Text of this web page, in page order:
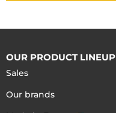
OUR PRODUCT LINEUP
Sales
Our brands